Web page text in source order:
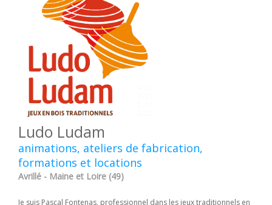
Ludo Ludam
animations, ateliers de fabrication,
formations et locations
Avrillé - Maine et Loire (49)
Je suis Pascal Fontenas, professionnel dans les jeux traditionnels en